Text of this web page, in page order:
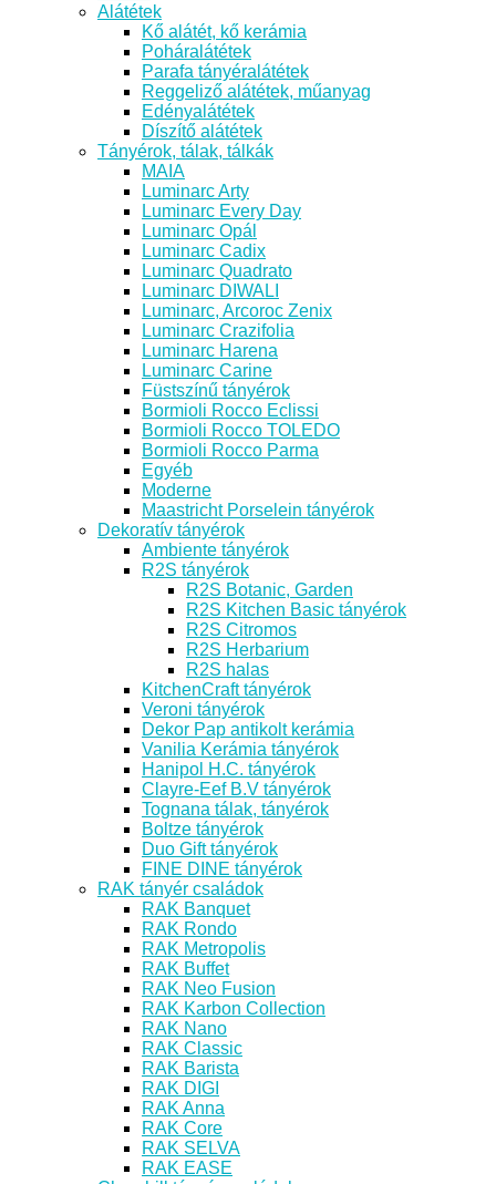
Alátétek
Kő alátét, kő kerámia
Poháralátétek
Parafa tányéralátétek
Reggeliző alátétek, műanyag
Edényalátétek
Díszítő alátétek
Tányérok, tálak, tálkák
MAIA
Luminarc Arty
Luminarc Every Day
Luminarc Opál
Luminarc Cadix
Luminarc Quadrato
Luminarc DIWALI
Luminarc, Arcoroc Zenix
Luminarc Crazifolia
Luminarc Harena
Luminarc Carine
Füstszínű tányérok
Bormioli Rocco Eclissi
Bormioli Rocco TOLEDO
Bormioli Rocco Parma
Egyéb
Moderne
Maastricht Porselein tányérok
Dekoratív tányérok
Ambiente tányérok
R2S tányérok
R2S Botanic, Garden
R2S Kitchen Basic tányérok
R2S Citromos
R2S Herbarium
R2S halas
KitchenCraft tányérok
Veroni tányérok
Dekor Pap antikolt kerámia
Vanilia Kerámia tányérok
Hanipol H.C. tányérok
Clayre-Eef B.V tányérok
Tognana tálak, tányérok
Boltze tányérok
Duo Gift tányérok
FINE DINE tányérok
RAK tányér családok
RAK Banquet
RAK Rondo
RAK Metropolis
RAK Buffet
RAK Neo Fusion
RAK Karbon Collection
RAK Nano
RAK Classic
RAK Barista
RAK DIGI
RAK Anna
RAK Core
RAK SELVA
RAK EASE